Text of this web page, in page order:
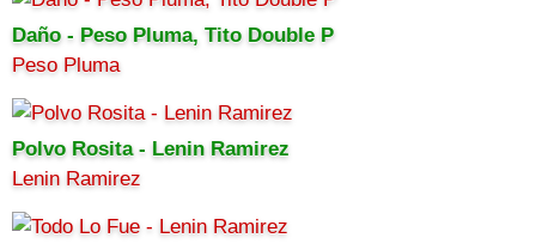
Daño - Peso Pluma, Tito Double P
Peso Pluma
Polvo Rosita - Lenin Ramirez
Lenin Ramirez